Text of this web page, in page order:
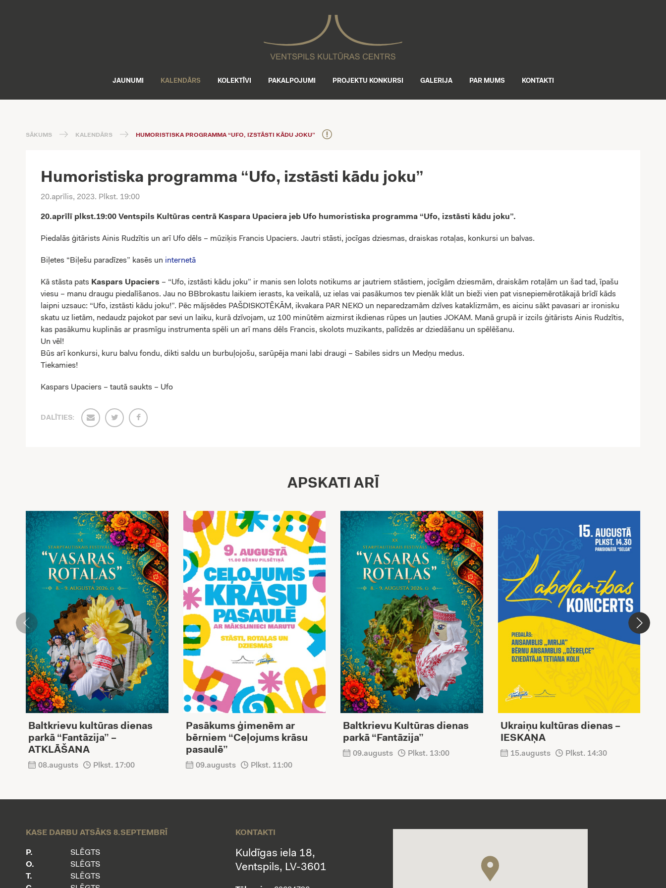
JAUNUMI KALENDĀRS KOLEKTĪVI PAKALPOJUMI PROJEKTU KONKURSI GALERIJA PAR MUMS KONTAKTI
SĀKUMS KALENDĀRS HUMORISTISKA PROGRAMMA “UFO, IZSTĀSTI KĀDU JOKU”
Humoristiska programma “Ufo, izstāsti kādu joku”
20.aprīlis, 2023. Plkst. 19:00
20.aprīlī plkst.19:00 Ventspils Kultūras centrā Kaspara Upaciera jeb Ufo humoristiska programma “Ufo, izstāsti kādu joku”.
Piedalās ģitārists Ainis Rudzītis un arī Ufo dēls – mūziķis Francis Upaciers. Jautri stāsti, jocīgas dziesmas, draiskas rotaļas, konkursi un balvas.
Biļetes “Biļešu paradīzes” kasēs un internetā
Kā stāsta pats Kaspars Upaciers – “Ufo, izstāsti kādu joku” ir manis sen lolots notikums ar jautriem stāstiem, jocīgām dziesmām, draiskām rotaļām un šad tad, īpašu
viesu – manu draugu piedalīšanos. Jau no BBbrokastu laikiem ierasts, ka veikalā, uz ielas vai pasākumos tev pienāk klāt un bieži vien pat visnepiemērotākajā brīdī kāds
laipni uzsauc: “Ufo, izstāsti kādu joku!”. Pēc mājsēdes PAŠDISKOTĒKĀM, ikvakara PAR NEKO un neparedzamām dzīves kataklizmām, es aicinu sākt pavasari ar ironisku
skatu uz lietām, nedaudz pajokot par sevi un laiku, kurā dzīvojam, uz 100 minūtēm aizmirst ikdienas rūpes un ļauties JOKAM. Manā grupā ir izcils ģitārists Ainis Rudzītis,
kas pasākumu kuplinās ar prasmīgu instrumenta spēli un arī mans dēls Francis, skolots muzikants, palīdzēs ar dziedāšanu un spēlēšanu.
Un vēl!
Būs arī konkursi, kuru balvu fondu, dikti saldu un burbuļojošu, sarūpēja mani labi draugi – Sabiles sidrs un Medņu medus.
Tiekamies!
Kaspars Upaciers – tautā saukts – Ufo
DALĪTIES:
APSKATI ARĪ
Baltkrievu kultūras dienas
parkā “Fantāzija” –
ATKLĀŠANA
08.augusts Plkst. 17:00
Pasākums ģimenēm ar
bērniem “Ceļojums krāsu
pasaulē”
09.augusts Plkst. 11:00
Baltkrievu Kultūras dienas
parkā “Fantāzija”
09.augusts Plkst. 13:00
Ukraiņu kultūras dienas –
IESKAŅA
15.augusts Plkst. 14:30
KASE DARBU ATSĀKS 8.SEPTEMBRĪ
P.
SLĒGTS
O.
SLĒGTS
T.
SLĒGTS
KONTAKTI
Kuldīgas iela 18,
Ventspils, LV-3601